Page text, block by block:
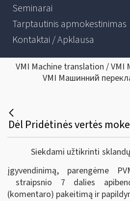
Seminarai
Tarptautinis apmokestinimas
Kontaktai / Apklausa
VMI Machine translation /
VMI Машинний
Siekdami užtikrinti
įgyvendinimą, parengėme
straipsnio 7 dalies
(komentaro) pakeitimą ir